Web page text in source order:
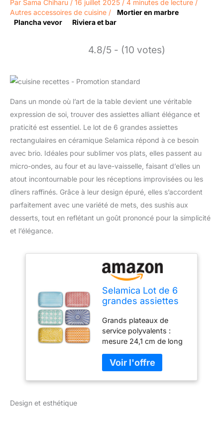
Par Sama Chiharu / 16 juillet 2025 / 4 minutes de lecture /
Autres accessoires de cuisine /
Mortier en marbre
Plancha vevor
Riviera et bar
4.8/5 - (10 votes)
Dans un monde où l’art de la table devient une véritable
expression de soi, trouver des assiettes alliant élégance et
praticité est essentiel. Le lot de 6 grandes assiettes
rectangulaires en céramique Selamica répond à ce besoin
avec brio. Idéales pour sublimer vos plats, elles passent au
micro-ondes, au four et au lave-vaisselle, faisant d’elles un
atout incontournable pour les réceptions improvisées ou les
dîners raffinés. Grâce à leur design épuré, elles s’accordent
parfaitement avec une variété de mets, des sushis aux
desserts, tout en reflétant un goût prononcé pour la simplicité
et l’élégance.
Selamica Lot de 6
grandes assiettes
céramique de 24,1
cm, assiettes à
dessert, plateaux
de service pour
apéritif, sushis,
fruits – Passe au
micro-ondes, four,
Grands plateaux de
service polyvalents :
mesure 24,1 cm de long
des côtés incurvés
autour qui peuvent
garder les aliments bien
Design et esthétique